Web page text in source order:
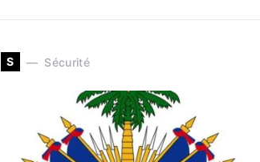
S Sécurité